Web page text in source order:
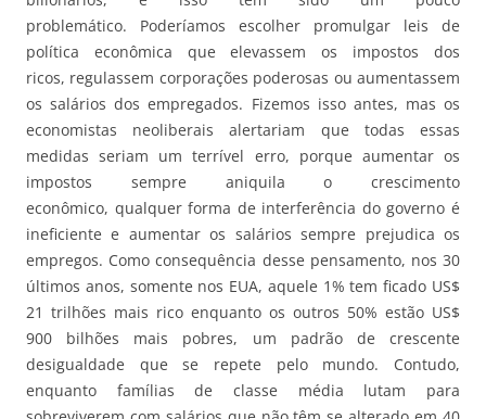
problemático. Poderíamos escolher promulgar leis de
política econômica que elevassem os impostos dos
ricos, regulassem corporações poderosas ou aumentassem
os salários dos empregados. Fizemos isso antes, mas os
economistas neoliberais alertariam que todas essas
medidas seriam um terrível erro, porque aumentar os
impostos sempre aniquila o crescimento
econômico, qualquer forma de interferência do governo é
ineficiente e aumentar os salários sempre prejudica os
empregos. Como consequência desse pensamento, nos 30
últimos anos, somente nos EUA, aquele 1% tem ficado US$
21 trilhões mais rico enquanto os outros 50% estão US$
900 bilhões mais pobres, um padrão de crescente
desigualdade que se repete pelo mundo. Contudo,
enquanto famílias de classe média lutam para